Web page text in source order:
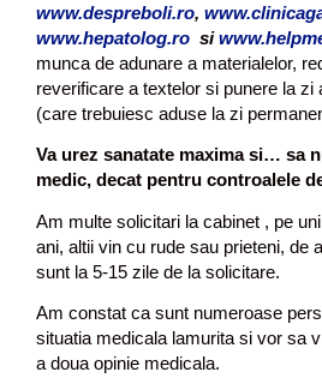
www.despreboli.ro,
www.hepatolog.ro si
munca de adunare a materialelor,
reverificare a textelor si punere la zi
(care trebuiesc aduse la zi
Va urez sanatate maxima si… sa
medic, decat pentru controalele
Am multe solicitari la cabinet , pe
ani, altii vin cu rude sau prieteni, de
sunt la 5-15 zile de la solicitare.
Am constat ca sunt numeroase
situatia medicala lamurita si vor sa
a doua opinie medicala.